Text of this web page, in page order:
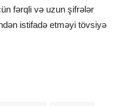
fərqli və uzun şifrələr
istifadə etməyi tövsiyə